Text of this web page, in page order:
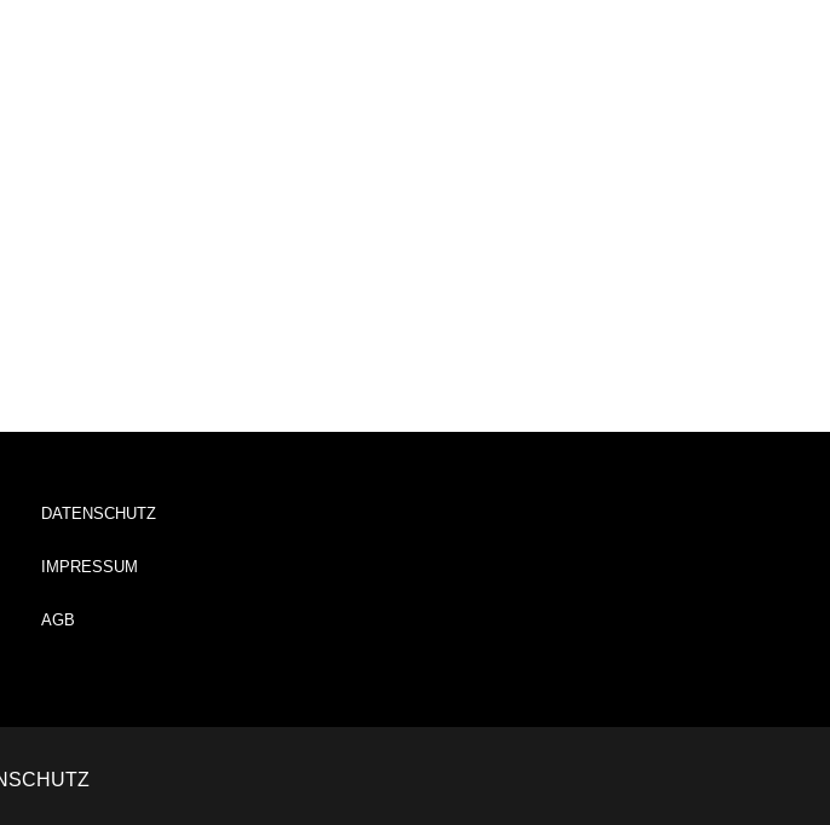
DATENSCHUTZ
IMPRESSUM
AGB